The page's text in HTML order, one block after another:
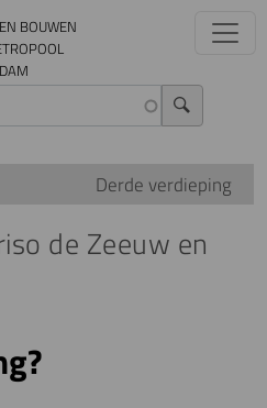
BOUWEN
Derde verdieping
de Zeeuw en